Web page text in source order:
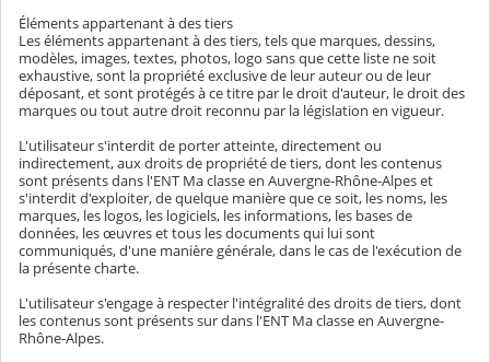
Éléments appartenant à des tiers
Les éléments appartenant à des tiers, tels que marques, dessins,
modèles, images, textes, photos, logo sans que cette liste ne soit
exhaustive, sont la propriété exclusive de leur auteur ou de leur
déposant, et sont protégés à ce titre par le droit d'auteur, le droit des
marques ou tout autre droit reconnu par la législation en vigueur.
L'utilisateur s'interdit de porter atteinte, directement ou
indirectement, aux droits de propriété de tiers, dont les contenus
sont présents dans l'ENT Ma classe en Auvergne-Rhône-Alpes et
s'interdit d'exploiter, de quelque manière que ce soit, les noms, les
marques, les logos, les logiciels, les informations, les bases de
données, les œuvres et tous les documents qui lui sont
communiqués, d'une manière générale, dans le cas de l'exécution de
la présente charte.
L'utilisateur s'engage à respecter l'intégralité des droits de tiers, dont
les contenus sont présents sur dans l'ENT Ma classe en Auvergne-
Rhône-Alpes.